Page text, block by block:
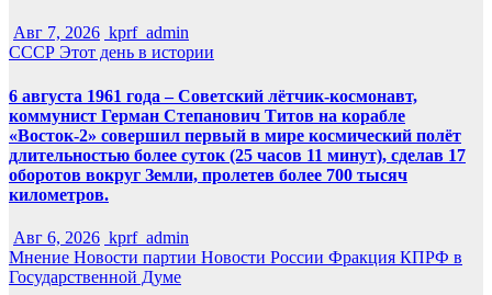
Авг 7, 2026 kprf_admin
СССР Этот день в истории
6 августа 1961 года – Советский лётчик-космонавт,
коммунист Герман Степанович Титов на корабле
«Восток-2» совершил первый в мире космический полёт
длительностью более суток (25 часов 11 минут), сделав 17
оборотов вокруг Земли, пролетев более 700 тысяч
километров.
Авг 6, 2026 kprf_admin
Мнение Новости партии Новости России Фракция КПРФ в
Государственной Думе